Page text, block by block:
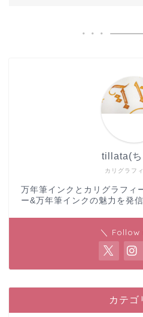
カリグラフ
tillata(ち
万年筆インクとカリグラフィ
ー&万年筆インクの魅力を発信
＼ Follow
カテゴ